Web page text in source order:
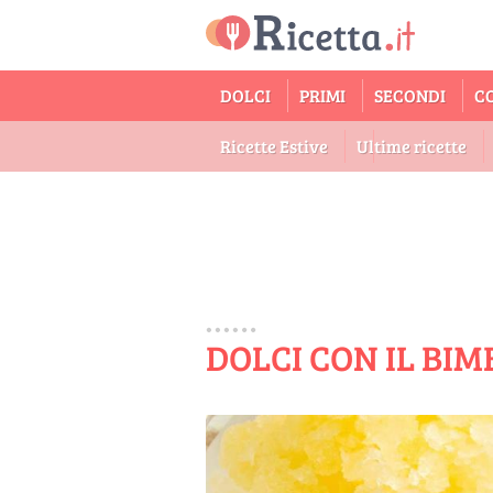
DOLCI PRIMI SECONDI
Ricette Estive Ultime ricette
DOLCI CON IL